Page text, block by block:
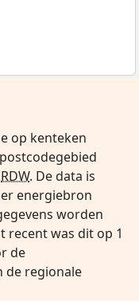
op kenteken
RDW. De data is
energiebron
worden
recent was dit op 1
de
de regionale